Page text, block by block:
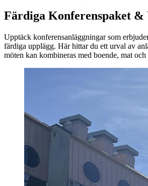
Färdiga Konferenspaket &
Upptäck konferensanläggningar som
färdiga upplägg. Här hittar du ett urval av
möten kan kombineras med boende, mat